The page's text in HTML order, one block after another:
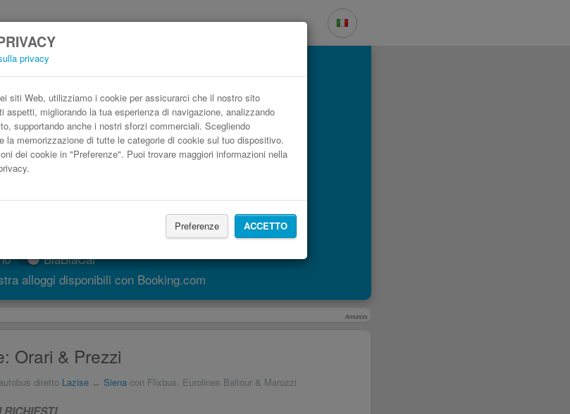
privacy
siti Web, utilizziamo i cookie per assicurarci che il nostro sito
aspetti, migliorando la tua esperienza di navigazione, analizzando
supportando anche i nostri sforzi commerciali. Scegliendo
la memorizzazione di tutte le categorie di cookie sul tuo dispositivo.
dei cookie in "Preferenze". Puoi trovare maggiori informazioni nella
Preferenze ACCETTO
Lazise Siena low cost
BlaBlaCar
alloggi disponibili con Booking.com
Annuncio
Orari & Prezzi
diretto Lazise ↔ Siena con Flixbus, Eurolines Baltour & Marozzi